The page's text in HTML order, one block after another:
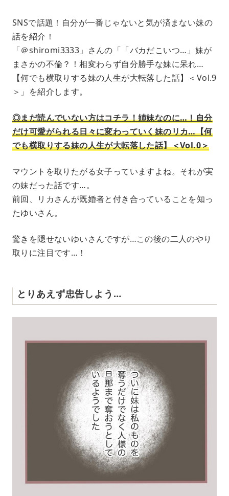
u
SNSで話題！自分が一番じゃないと気が済まない妹の
話を紹介！
「＠shiromi3333」さんの「「バカだこいつ…」妹が
まさかの不倫？！相変わらず自分勝手な妹に呆れ…
【何でも横取りする妹の人生が大転落した話】＜Vol.9
＞」を紹介します。
◎まだ読んでいない方はコチラ！姉妹なのに…！自分
だけ可愛がられる日々に変わっていく妹のリカ…【何
でも横取りする妹の人生が大転落した話】＜Vol.0＞
マウントを取りたがる女子っていますよね。それが実
の妹だった話です…。
前回、リカさんが既婚者と付き合っていることを知っ
たゆいさん。
驚きを隠せないゆいさんですが…この後の二人のやり
取りに注目です…！
とりあえず忠告しよう…